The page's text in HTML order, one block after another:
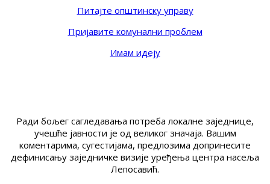
Питајте општинску управу
Пријавите комунални проблем
Имам идеју
Ради бољег сагледавања потреба локалне заједнице,
учешће јавности је од великог значаја. Вашим
коментарима, сугестијама, предлозима допринесите
дефинисању заједничке визије уређења центра насеља
Лепосавић.